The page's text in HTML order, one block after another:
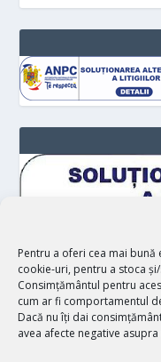
Pentru a oferi cea mai
cookie-uri, pentru a stoca
Consimțământul pentru
cum ar fi comportamentul
Dacă nu îți dai
avea afecte negative